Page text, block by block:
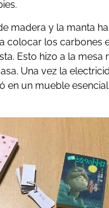
madera y la manta
colocar los carbones
Esto hizo a la mesa
Una vez la
en un mueble